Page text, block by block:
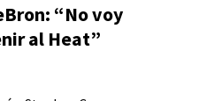
“No voy
al Heat”